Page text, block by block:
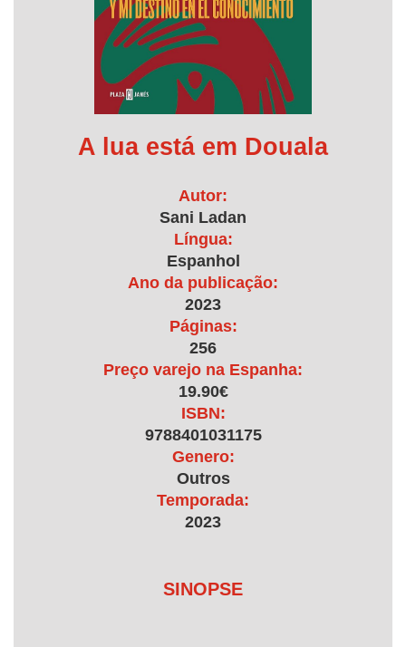
A lua está em Douala
Autor:
Sani Ladan
Língua:
Espanhol
Ano da publicação:
2023
Páginas:
256
Preço varejo na Espanha:
19.90€
ISBN:
9788401031175
Genero:
Outros
Temporada:
2023
SINOPSE